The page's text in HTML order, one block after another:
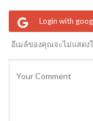
Login with
อีเมล์ของคุณจะไม่แสดงใ